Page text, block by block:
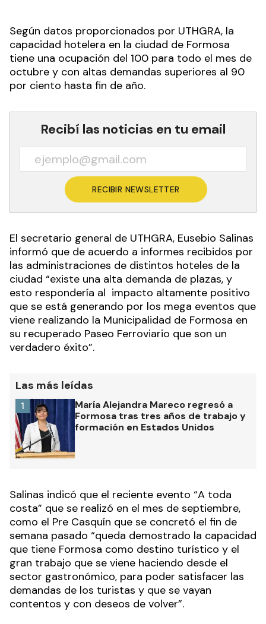
Según datos proporcionados por UTHGRA, la
capacidad hotelera en la ciudad de Formosa
tiene una ocupación del 100 para todo el mes de
octubre y con altas demandas superiores al 90
por ciento hasta fin de año.
Recibí las noticias en tu email
RECIBIR NEWSLETTER
El secretario general de UTHGRA, Eusebio Salinas
informó que de acuerdo a informes recibidos por
las administraciones de distintos hoteles de la
ciudad “existe una alta demanda de plazas, y
esto respondería al impacto altamente positivo
que se está generando por los mega eventos que
viene realizando la Municipalidad de Formosa en
su recuperado Paseo Ferroviario que son un
verdadero éxito”.
Las más leídas
María Alejandra Mareco regresó a
Formosa tras tres años de trabajo y
formación en Estados Unidos
1
Salinas indicó que el reciente evento “A toda
costa” que se realizó en el mes de septiembre,
como el Pre Casquín que se concretó el fin de
semana pasado “queda demostrado la capacidad
que tiene Formosa como destino turístico y el
gran trabajo que se viene haciendo desde el
sector gastronómico, para poder satisfacer las
demandas de los turistas y que se vayan
contentos y con deseos de volver”.